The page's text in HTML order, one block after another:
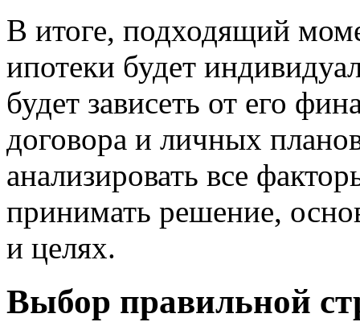
В итоге, подходящий
ипотеки будет
будет зависеть от его
договора и личных
анализировать все
принимать решение,
и целях.
Выбор правильной